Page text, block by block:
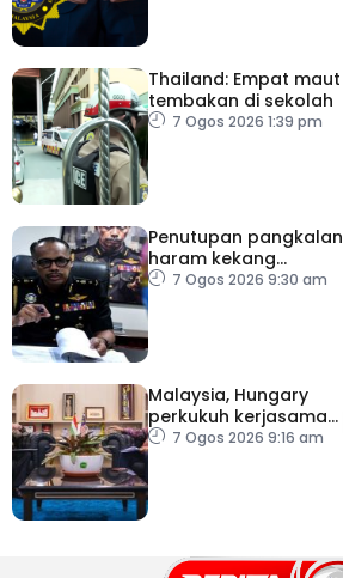
Thailand: Empat maut
tembakan di sekolah
7 Ogos 2026 1:39 pm
Penutupan pangkalan
haram kekang
penyeludupan di
7 Ogos 2026 9:30 am
Malaysia, Hungary
perkukuh kerjasama
sektor pertanian
7 Ogos 2026 9:16 am